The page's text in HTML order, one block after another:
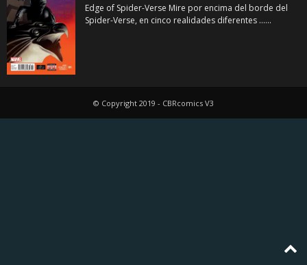
Edge of Spider-Verse Mire por encima del borde del
Spider-Verse, en cinco realidades diferentes ......
© Copyright 2019 - CBRcomics V3